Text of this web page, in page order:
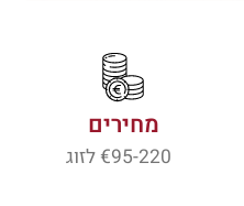
מחירים
95-220€ לזוג